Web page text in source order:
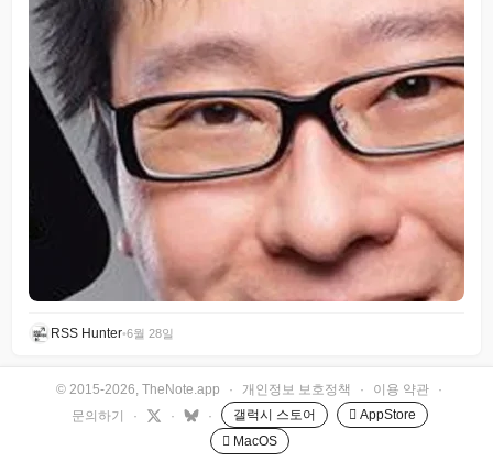
RSS Hunter•6월 28일
© 2015-2026, TheNote.app · 개인정보 보호정책 · 이용 약관
·
문의하기
· · · 갤럭시 스토어
 AppStore
 MacOS